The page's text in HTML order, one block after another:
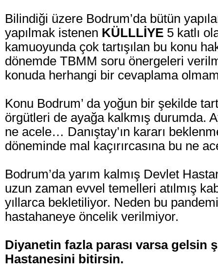
Bilindiği üzere Bodrum’da bütün
yapılmak istenen KÜLLLİYE 5 katlı
kamuoyunda çok tartışılan bu konu
dönemde TBMM soru önergeleri
konuda herhangi bir cevaplama
Konu Bodrum’ da yoğun bir şekilde
örgütleri de ayağa kalkmış durumda.
ne acele… Danıştay’ın kararı
döneminde mal kaçırırcasına bu ne
Bodrum’da yarım kalmış Devlet
uzun zaman evvel temelleri atılmış
yıllarca bekletiliyor. Neden bu
hastahaneye öncelik verilmiyor.
Diyanetin fazla parası varsa gelsin
Hastanesini bitirsin.